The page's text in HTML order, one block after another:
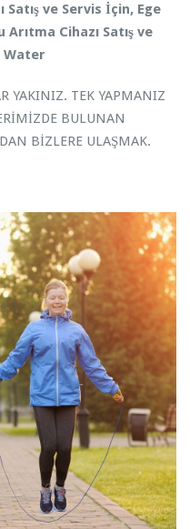
Satış ve Servis İçin, Ege
Arıtma Cihazı Satış ve
Water
YAKINIZ. TEK YAPMANIZ
BULUNAN
BİZLERE ULAŞMAK.